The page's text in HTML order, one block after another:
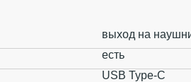
выход на
есть
USB Type-C